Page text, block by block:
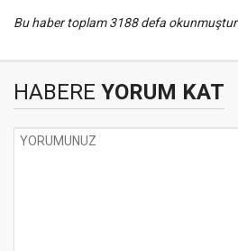
Bu haber toplam 3188 defa okunmuştur
HABERE YORUM KAT